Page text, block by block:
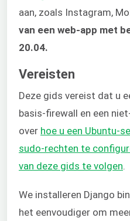
aan, zoals Instagram,
van een web-app met
20.04.
Vereisten
Deze gids vereist dat u
basis-firewall en een
over hoe u een Ubuntu-
sudo-rechten te
van deze gids te volgen.
We installeren Django
het eenvoudiger om